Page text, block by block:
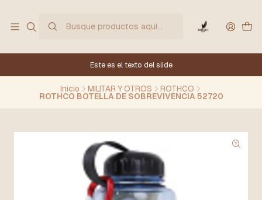
Este es el texto del slide
Inicio MILITAR Y OTROS ROTHCO
ROTHCO BOTELLA DE SOBREVIVENCIA 52720